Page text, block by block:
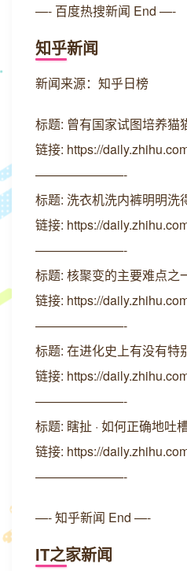
—- 百度热搜新闻 End —-
知乎新闻
新闻来源：知乎日榜
标题: 曾有国家试图培养猫
链接: https://
———————-
标题: 洗衣机洗内裤明明洗
链接: https://
———————-
标题: 核聚变的主要难点之
链接: https://
———————-
标题: 在进化史上有没有特
链接: https://
———————-
标题: 瞎扯 · 如何正确地吐
链接: https://
———————-
—- 知乎新闻 End —-
IT之家新闻